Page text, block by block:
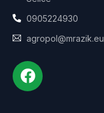
0905224930
agropol@mrazik.eu